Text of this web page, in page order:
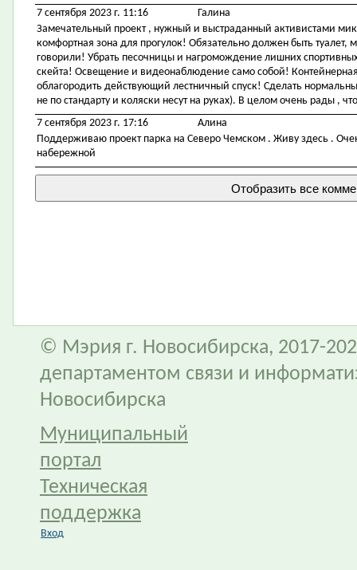
7 сентября 2023 г. 11:16
Галина
Замечательный проект , нужный и выстраданный активистами
комфортная зона для прогулок! Обязательно должен быть туалет,
говорили! Убрать песочницы и нагромождение лишних
скейта! Освещение и видеонаблюдение само собой!
облагородить действующий лестничный спуск! Сделать
не по стандарту и коляски несут на руках). В целом очень рады ,
7 сентября 2023 г. 17:16
Алина
Поддерживаю проект парка на Северо Чемском . Живу здесь .
набережной
© Мэрия г. Новосибирска, 2017-
департаментом связи и
Новосибирска
Муниципальный
портал
Техническая
поддержка
Вход